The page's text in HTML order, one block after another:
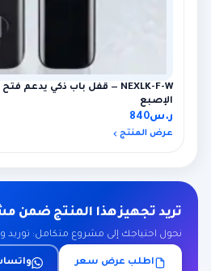
الإصبع
ر.س840
عرض المنتج
تريد تجهيز هذا المنتج ضمن
نحول احتياجك إلى مشروع متكامل: توريد
اطلب عرض سعر